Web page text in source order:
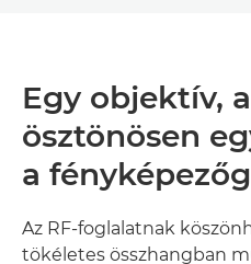
Egy objektív,
ösztönösen
a
Az RF-foglalatnak
tökéletes összhangban